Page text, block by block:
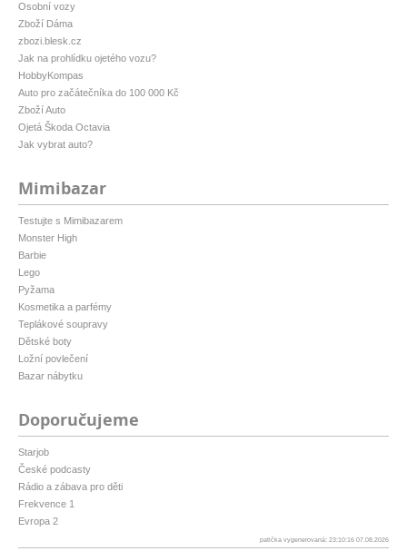
Osobní vozy
Zboží Dáma
zbozi.blesk.cz
Jak na prohlídku ojetého vozu?
HobbyKompas
Auto pro začátečníka do 100 000 Kč
Zboží Auto
Ojetá Škoda Octavia
Jak vybrat auto?
Mimibazar
Testujte s Mimibazarem
Monster High
Barbie
Lego
Pyžama
Kosmetika a parfémy
Teplákové soupravy
Dětské boty
Ložní povlečení
Bazar nábytku
Doporučujeme
Starjob
České podcasty
Rádio a zábava pro děti
Frekvence 1
Evropa 2
patička vygenerovaná: 23:10:16 07.08.2026